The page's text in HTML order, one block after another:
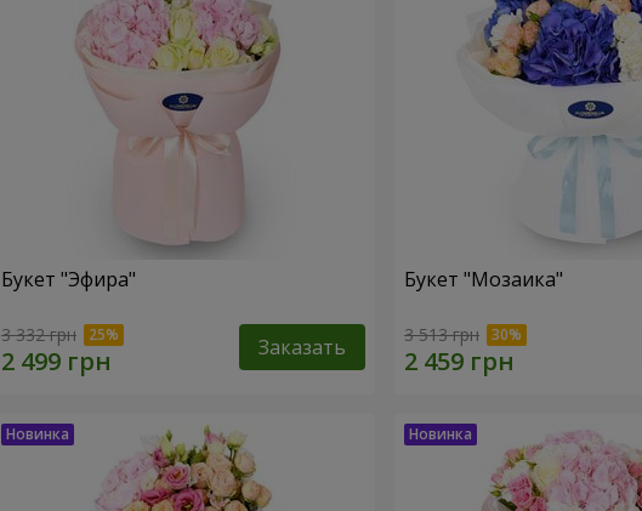
Букет "Эфира"
3 332 грн Заказать
Букет "Мозаика"
3 513 грн